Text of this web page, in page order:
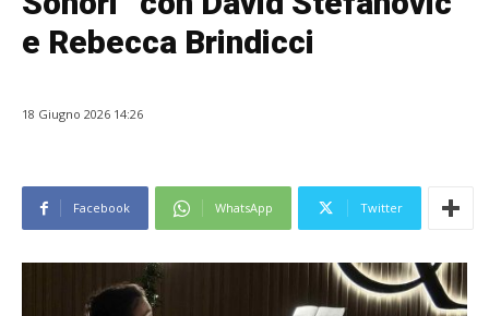
e Rebecca Brindicci
18 Giugno 2026 14:26
Facebook WhatsApp Twitter